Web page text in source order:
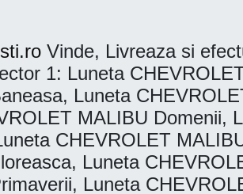
Vinde, Livreaza si
1: Luneta
Luneta
MALIBU Domenii,
CHEVROLET
Luneta
Luneta